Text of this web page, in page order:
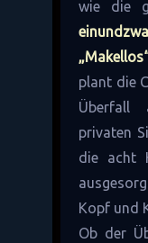
wie die
plant die
Überfall
privaten
die acht
Kopf und
Ob der